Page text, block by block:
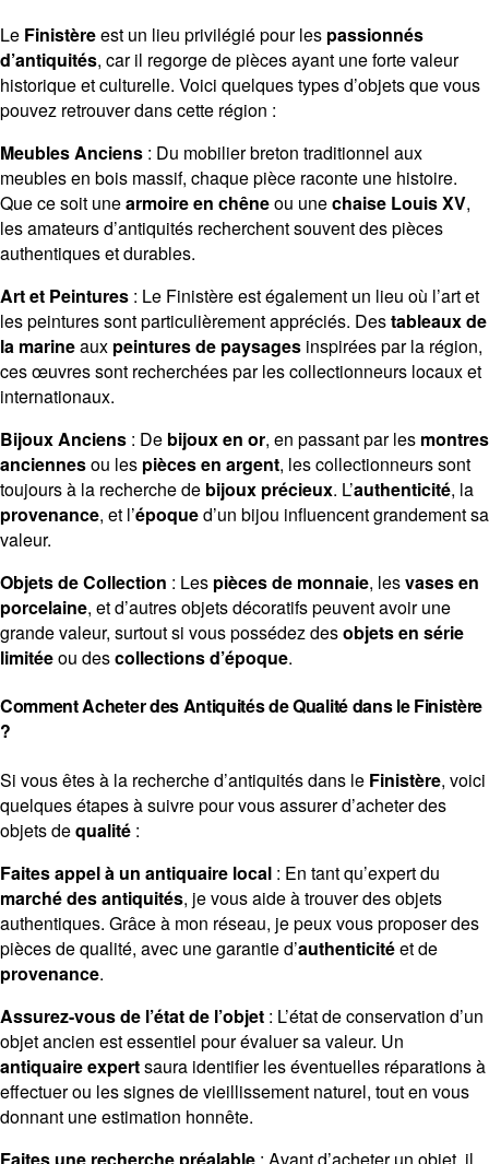
Le Finistèreest un lieu privilégié pour les passionnés
d’antiquités, car il regorge de pièces ayant une forte valeur
historique et culturelle. Voici quelques types d’objets que vous
pouvez retrouver dans cette région :
Meubles Anciens : Du mobilier breton traditionnel aux
meubles en bois massif, chaque pièce raconte une histoire.
Que ce soit unearmoire en chêneou unechaise Louis XV,
les amateurs d’antiquités recherchent souvent des pièces
authentiques et durables.
Art et Peintures : Le Finistère est également un lieu où l’art et
les peintures sont particulièrement appréciés. Destableaux de
la marineaux peintures de paysages inspirées par la région,
ces œuvres sont recherchées par les collectionneurs locaux et
internationaux.
Bijoux Anciens : De bijoux en or, en passant par les montres
anciennesou les pièces en argent, les collectionneurs sont
toujours à la recherche de bijoux précieux. L’authenticité, la
provenance, et l’époqued’un bijou influencent grandement sa
valeur.
Objets de Collection : Les pièces de monnaie, lesvases en
porcelaine, et d’autres objets décoratifs peuvent avoir une
grande valeur, surtout si vous possédez desobjets en série
limitéeou descollections d’époque.
Comment Acheter des Antiquités de Qualité dans le Finistère
?
Si vous êtes à la recherche d’antiquités dans le Finistère, voici
quelques étapes à suivre pour vous assurer d’acheter des
objets dequalité :
Faites appel à un antiquaire local : En tant qu’expert du
marché des antiquités, je vous aide à trouver des objets
authentiques. Grâce à mon réseau, je peux vous proposer des
pièces de qualité, avec une garantie d’authenticitéet de
provenance.
Assurez-vous de l’état de l’objet : L’état de conservation d’un
objet ancien est essentiel pour évaluer sa valeur. Un
antiquaire expertsaura identifier les éventuelles réparations à
effectuer ou les signes de vieillissement naturel, tout en vous
donnant une estimation honnête.
Faites une recherche préalable : Avant d’acheter un objet, il